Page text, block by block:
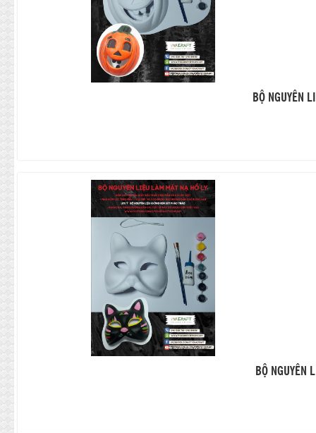
BỘ NGUYÊN
BỘ NGUYÊN